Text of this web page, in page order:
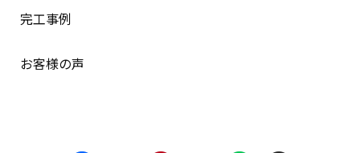
完工事例
お客様の声